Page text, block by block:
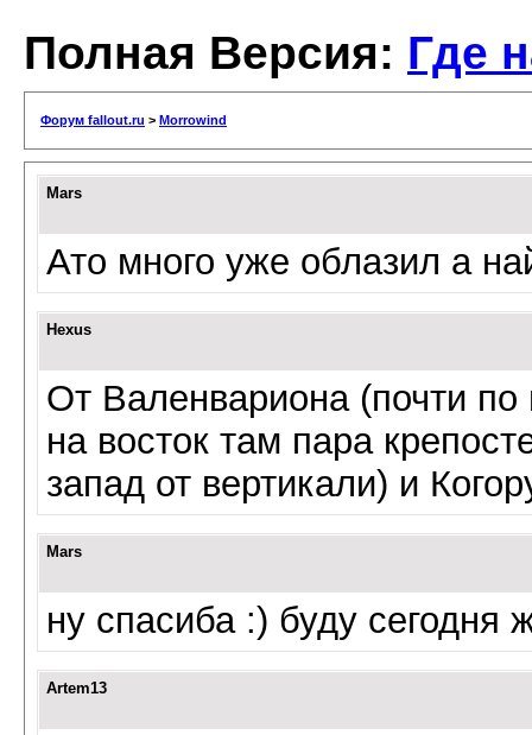
Полная Версия: Где
Форум fallout.ru > Morrowind
Mars
Ато много уже облазил а
Hexus
От Валенвариона (почти по
на восток там пара
запад от вертикали) и
Mars
ну спасиба :) буду сегодня
Artem13